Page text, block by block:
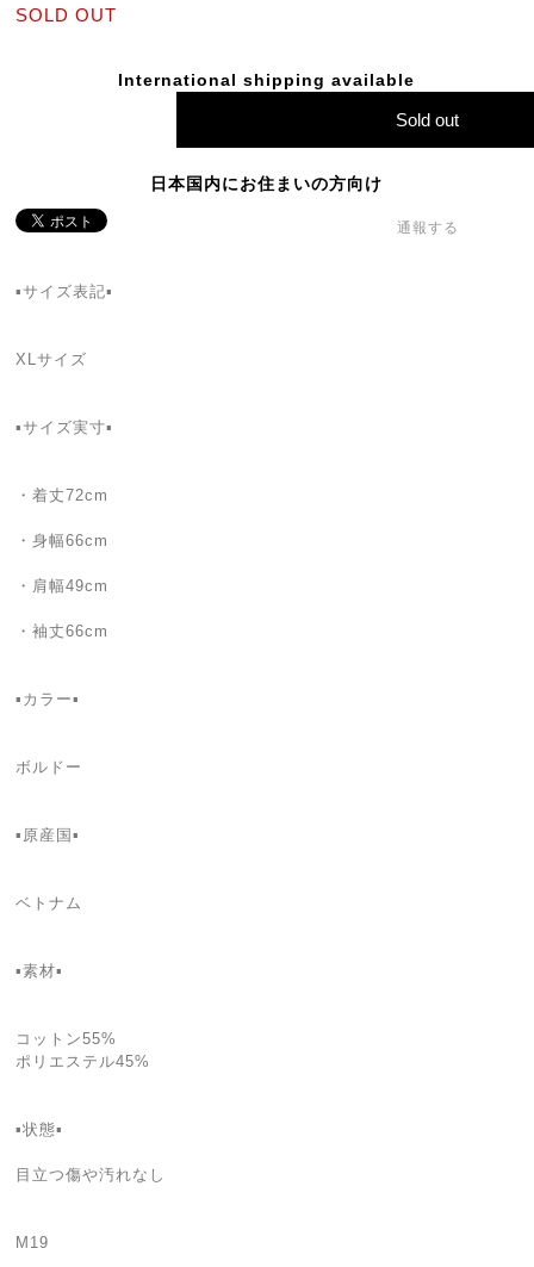
SOLD OUT
International shipping available
Sold out
日本国内にお住まいの方向け
通報する
▪サイズ表記▪
XLサイズ
▪サイズ実寸▪
・着丈72cm
・身幅66cm
・肩幅49cm
・袖丈66cm
▪カラー▪
ボルドー
▪原産国▪
ベトナム
▪素材▪
コットン55%
ポリエステル45%
▪状態▪
目立つ傷や汚れなし
M19